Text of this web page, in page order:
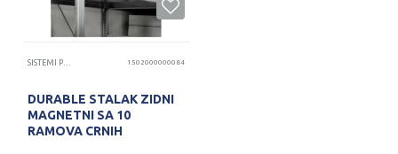
SISTEMI PREZENTACIJA 1502000000084
DURABLE STALAK ZIDNI
MAGNETNI SA 10
RAMOVA CRNIH